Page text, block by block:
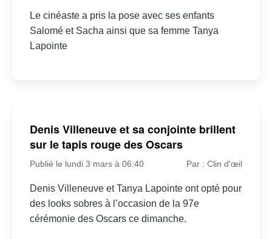
Le cinéaste a pris la pose avec ses enfants
Salomé et Sacha ainsi que sa femme Tanya
Lapointe
Denis Villeneuve et sa conjointe brillent
sur le tapis rouge des Oscars
Publié le lundi 3 mars à 06:40 Par : Clin d'œil
Denis Villeneuve et Tanya Lapointe ont opté pour
des looks sobres à l’occasion de la 97e
cérémonie des Oscars ce dimanche.